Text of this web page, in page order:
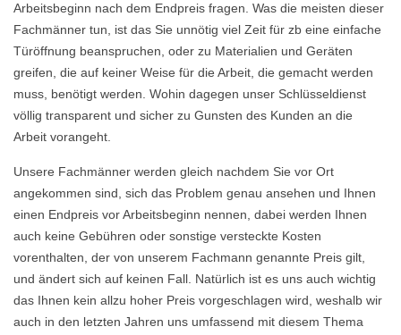
Arbeitsbeginn nach dem Endpreis fragen. Was die meisten dieser
Fachmänner tun, ist das Sie unnötig viel Zeit für zb eine einfache
Türöffnung beanspruchen, oder zu Materialien und Geräten
greifen, die auf keiner Weise für die Arbeit, die gemacht werden
muss, benötigt werden. Wohin dagegen unser Schlüsseldienst
völlig transparent und sicher zu Gunsten des Kunden an die
Arbeit vorangeht.
Unsere Fachmänner werden gleich nachdem Sie vor Ort
angekommen sind, sich das Problem genau ansehen und Ihnen
einen Endpreis vor Arbeitsbeginn nennen, dabei werden Ihnen
auch keine Gebühren oder sonstige versteckte Kosten
vorenthalten, der von unserem Fachmann genannte Preis gilt,
und ändert sich auf keinen Fall. Natürlich ist es uns auch wichtig
das Ihnen kein allzu hoher Preis vorgeschlagen wird, weshalb wir
auch in den letzten Jahren uns umfassend mit diesem Thema